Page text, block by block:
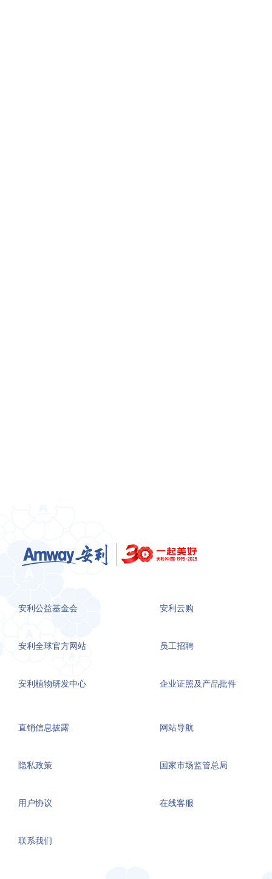
安利公益基金会
安利全球官方网站
安利植物研发中心
安利云购
员工招聘
企业证照及产品批件
直销信息披露
隐私政策
用户协议
联系我们
网站导航
国家市场监管总局
在线客服